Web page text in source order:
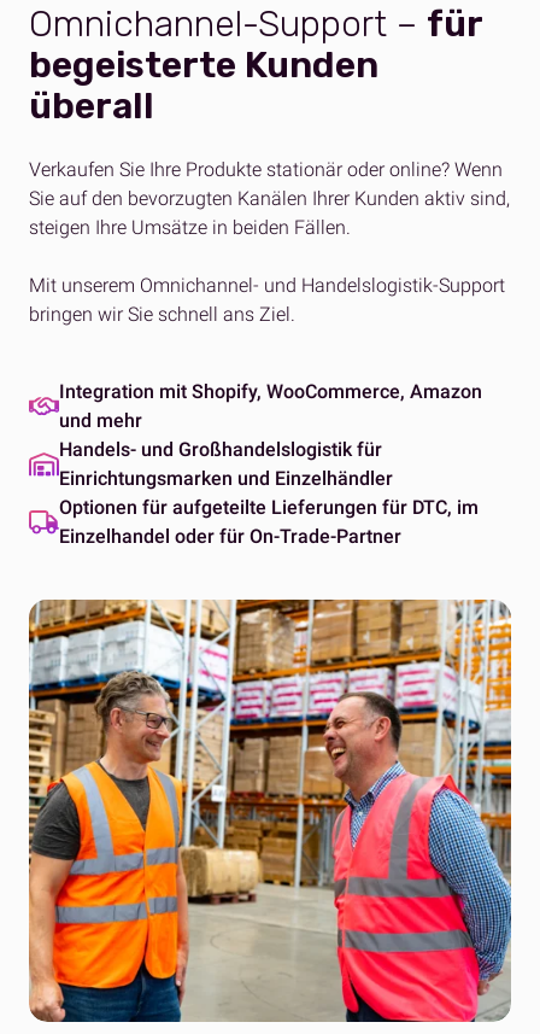
Omnichannel-Support – für
begeisterte Kunden
überall
Verkaufen Sie Ihre Produkte stationär oder online? Wenn
Sie auf den bevorzugten Kanälen Ihrer Kunden aktiv sind,
steigen Ihre Umsätze in beiden Fällen.
Mit unserem Omnichannel- und Handelslogistik-Support
bringen wir Sie schnell ans Ziel.
Integration mit Shopify, WooCommerce, Amazon
und mehr
Handels- und Großhandelslogistik für
Einrichtungsmarken und Einzelhändler
Optionen für aufgeteilte Lieferungen für DTC, im
Einzelhandel oder für On-Trade-Partner